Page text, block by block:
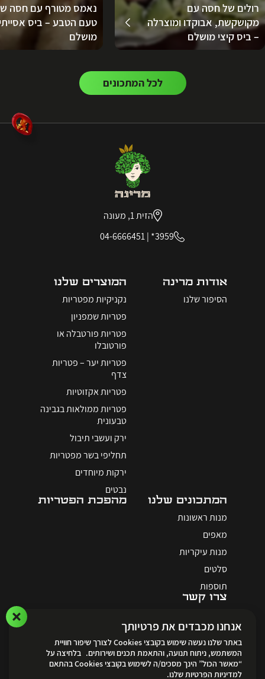
רולים של חסה עם
מקושקשת, אבוקדו ומוצרלה
– ביס קיצי מושלם
נאמס מטורף עם חסה
טעם הטבע – ביס
מושלם
לכל המתכונים
הזית 1, מעונה
3959*
|
04-6666451
אודות מרינה
הסיפור שלנו
המוצרים שלנו
נקניקיות מפטריות
פטריות שמפניון
פטריות פורטבלה או
פורטובלו
פטריות יער – פטריות
צדף
פטריות אקזוטיות
פטריות ממולאות בגבינה
טבעונית
ירק ועשבי תיבול
תחליפי בשר מפטריות
ירקות מיוחדים
נבטים
המתכונים שלנו
מנות ראשונות
מאפים
מנות עיקריות
סלטים
תוספות
מהפכת הפטריות
צרו קשר
לאתר ההזמנות
אנחנו מכבדים את פרטיותך
באתר שלנו נעשה שימוש בקובצי Cookies לצורך שיפור חוויית
המשתמש, ניתוח תנועה, והתאמת תכנים ושירותים. בלחיצה על
“מאשר הכול” הינך מסכים/ה לשימוש בקובצי Cookies בהתאם
למדיניות הפרטיות שלנו.